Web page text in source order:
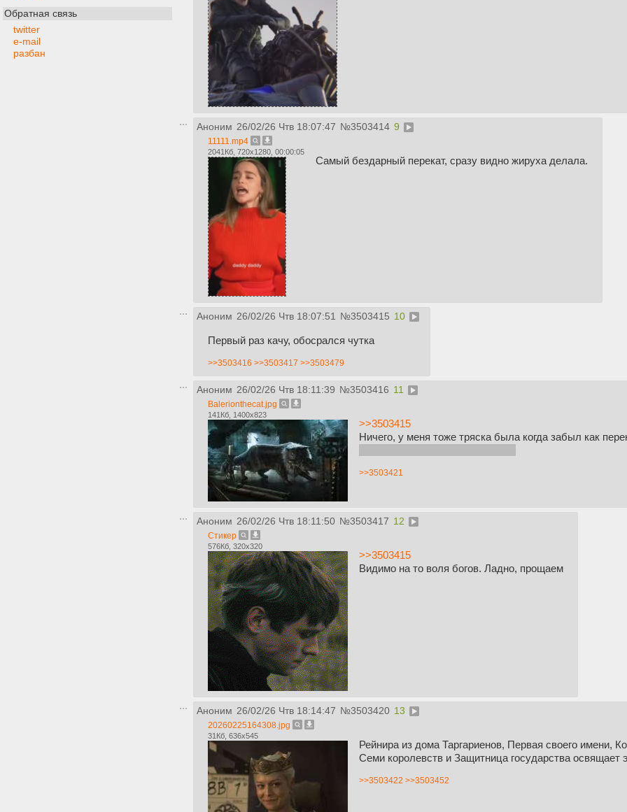
Обратная связь
twitter
e-mail
разбан
Аноним 26/02/26 Чтв 18:07:47 №3503414 9
11111.mp4
2041Кб, 720x1280, 00:00:05
Самый бездарный перекат, сразу видно жируха делала.
Аноним 26/02/26 Чтв 18:07:51 №3503415 10
Первый раз качу, обосрался чутка
>>3503416 >>3503417 >>3503479
Аноним 26/02/26 Чтв 18:11:39 №3503416 11
Balerionthecat.jpg
141Кб, 1400x823
>>3503415
Ничего, у меня тоже тряска была когда забыл как
>>3503421
Аноним 26/02/26 Чтв 18:11:50 №3503417 12
Стикер
576Кб, 320x320
>>3503415
Видимо на то воля богов. Ладно, прощаем
Аноним 26/02/26 Чтв 18:14:47 №3503420 13
20260225164308.jpg
31Кб, 636x545
Рейнира из дома Таргариенов, Первая своего
Семи королевств и Защитница государства освящает
>>3503422 >>3503452